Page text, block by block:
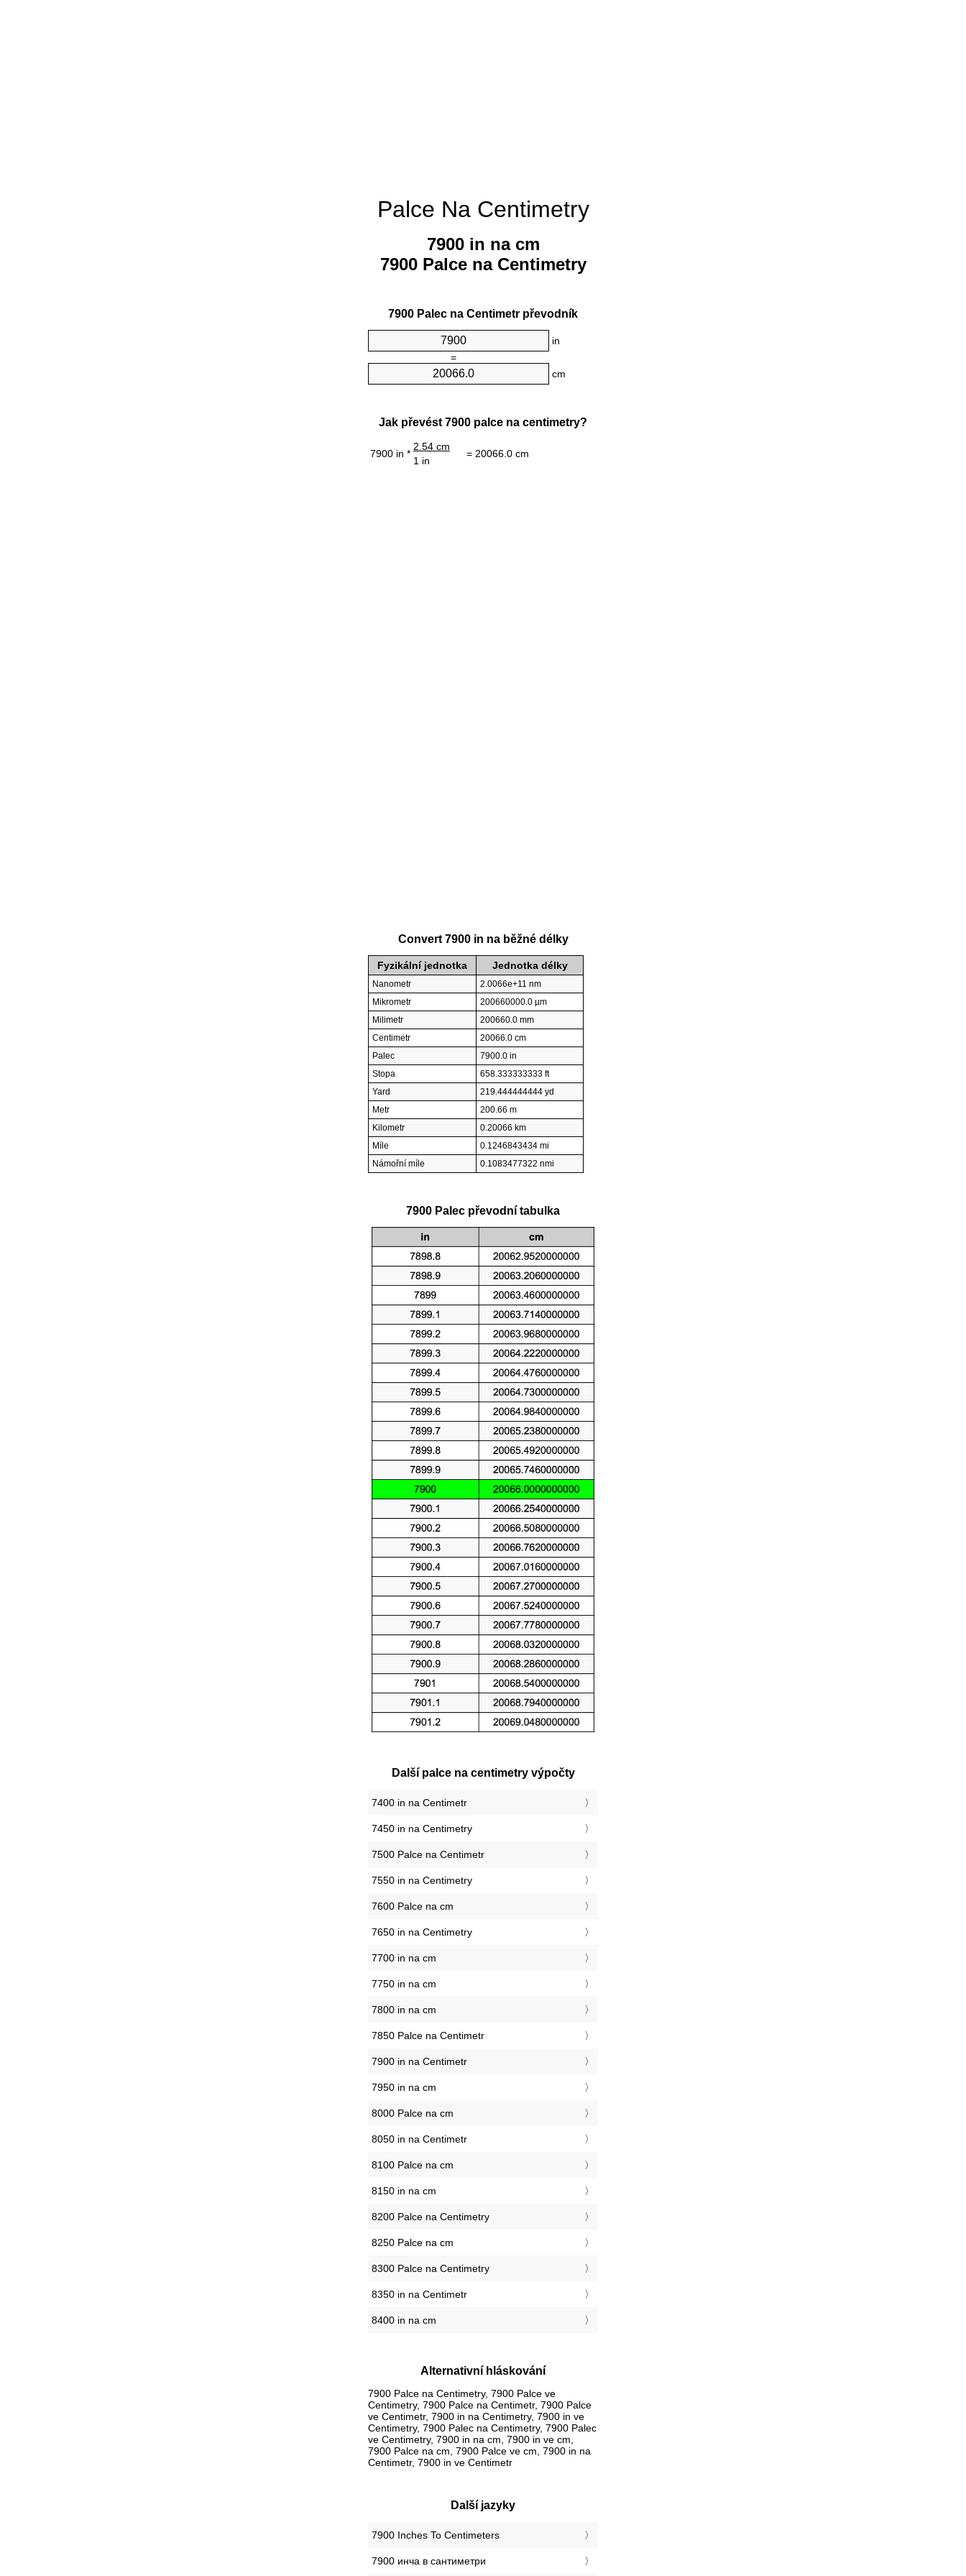
Palce Na Centimetry
7900 in na cm
7900 Palce na Centimetry
7900 Palec na Centimetr převodník
in
=
cm
Jak převést 7900 palce na centimetry?
7900 in *
2.54 cm
= 20066.0 cm
1 in
Convert 7900 in na běžné délky
Fyzikální jednotka Jednotka délky
Nanometr
2.0066e+11 nm
Mikrometr
200660000.0 µm
Milimetr
200660.0 mm
Centimetr
20066.0 cm
Palec
7900.0 in
Stopa
658.333333333 ft
Yard
219.444444444 yd
Metr
200.66 m
Kilometr
0.20066 km
Míle
0.1246843434 mi
Námořní míle
0.1083477322 nmi
7900 Palec převodní tabulka
Další palce na centimetry výpočty
7400 in na Centimetr
7450 in na Centimetry
7500 Palce na Centimetr
7550 in na Centimetry
7600 Palce na cm
7650 in na Centimetry
7700 in na cm
7750 in na cm
7800 in na cm
7850 Palce na Centimetr
7900 in na Centimetr
7950 in na cm
8000 Palce na cm
8050 in na Centimetr
8100 Palce na cm
8150 in na cm
8200 Palce na Centimetry
8250 Palce na cm
8300 Palce na Centimetry
8350 in na Centimetr
8400 in na cm
Alternativní hláskování
7900 Palce na Centimetry, 7900 Palce ve
Centimetry, 7900 Palce na Centimetr, 7900 Palce
ve Centimetr, 7900 in na Centimetry, 7900 in ve
Centimetry, 7900 Palec na Centimetry, 7900 Palec
ve Centimetry, 7900 in na cm, 7900 in ve cm,
7900 Palce na cm, 7900 Palce ve cm, 7900 in na
Centimetr, 7900 in ve Centimetr
Další jazyky
‎7900 Inches To Centimeters
‎7900 инча в сантиметри